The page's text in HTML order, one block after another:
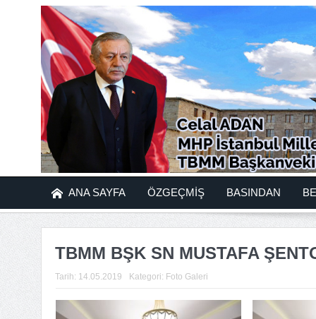
ANA SAYFA ÖZGEÇMİŞ BASINDAN
TBMM BŞK SN MUSTAFA
Tarih: 14.05.2019 Kategori: Foto Galeri